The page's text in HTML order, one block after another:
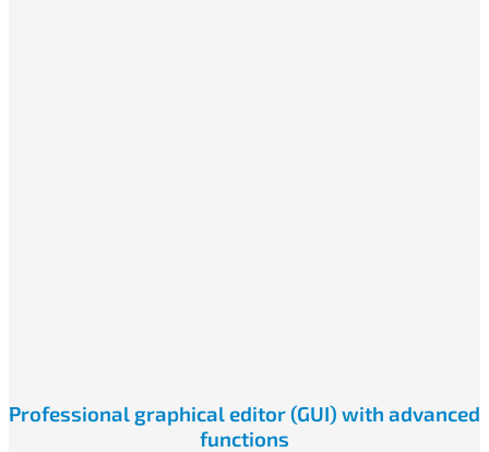
Professional graphical editor (GUI) with advanced
functions